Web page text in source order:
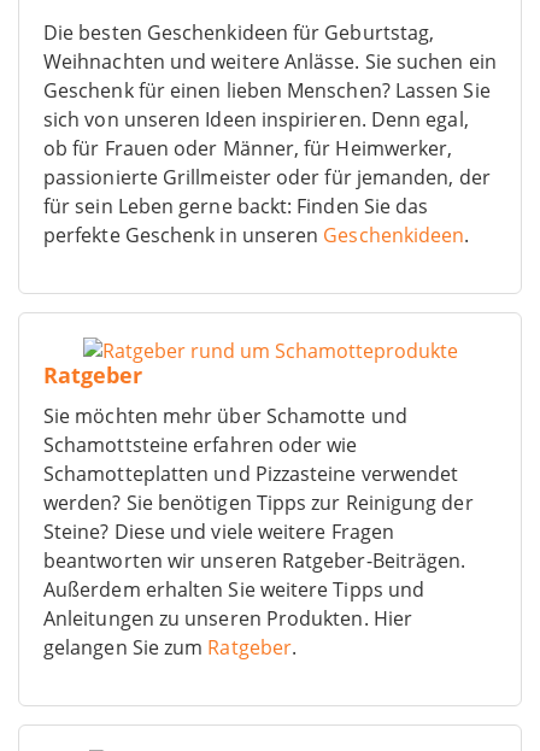
Die besten Geschenkideen für Geburtstag,
Weihnachten und weitere Anlässe. Sie suchen ein
Geschenk für einen lieben Menschen? Lassen Sie
sich von unseren Ideen inspirieren. Denn egal,
ob für Frauen oder Männer, für Heimwerker,
passionierte Grillmeister oder für jemanden, der
für sein Leben gerne backt: Finden Sie das
perfekte Geschenk in unseren Geschenkideen.
Ratgeber
Sie möchten mehr über Schamotte und
Schamottsteine erfahren oder wie
Schamotteplatten und Pizzasteine verwendet
werden? Sie benötigen Tipps zur Reinigung der
Steine? Diese und viele weitere Fragen
beantworten wir unseren Ratgeber-Beiträgen.
Außerdem erhalten Sie weitere Tipps und
Anleitungen zu unseren Produkten. Hier
gelangen Sie zum Ratgeber.